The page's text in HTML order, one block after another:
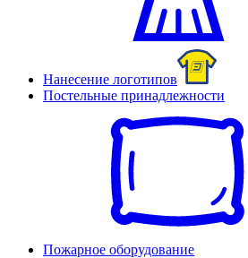
Нанесение логотипов
Постельные принадлежности
Пожарное оборудование